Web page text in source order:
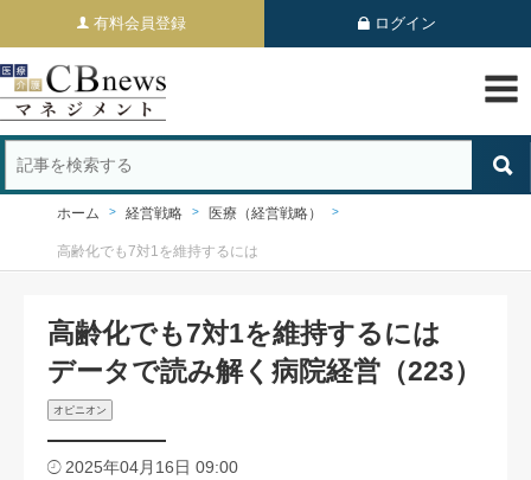
有料会員登録 ログイン
ホーム 経営戦略 医療（経営戦略）
高齢化でも7対1を維持するには
高齢化でも7対1を維持するには
データで読み解く病院経営（223）
オピニオン
2025年04月16日 09:00